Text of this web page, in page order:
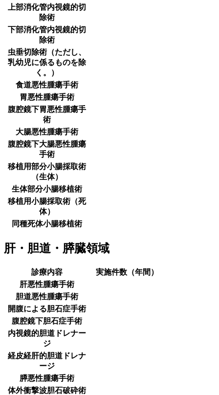
上部消化管内視鏡的切
除術
下部消化管内視鏡的切
除術
虫垂切除術（ただし、
乳幼児に係るものを除
く。）
食道悪性腫瘍手術
胃悪性腫瘍手術
腹腔鏡下胃悪性腫瘍手
術
大腸悪性腫瘍手術
腹腔鏡下大腸悪性腫瘍
手術
移植用部分小腸採取術
（生体）
生体部分小腸移植術
移植用小腸採取術（死
体）
同種死体小腸移植術
肝・胆道・膵臓領域
診療内容
実施件数（年間）
肝悪性腫瘍手術
胆道悪性腫瘍手術
開腹による胆石症手術
腹腔鏡下胆石症手術
内視鏡的胆道ドレナー
ジ
経皮経肝的胆道ドレナ
ージ
膵悪性腫瘍手術
体外衝撃波胆石破砕術